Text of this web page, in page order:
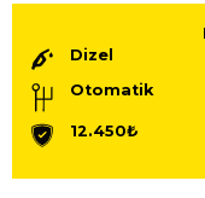
Dizel
Otomatik
12.450₺